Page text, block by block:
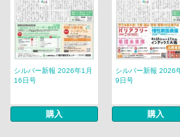
シルバー新報 2026年1月
16日号
購入
シルバー新報 2026
9日号
購入